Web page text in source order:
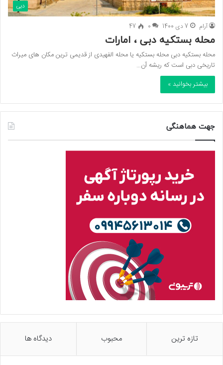
دبی
آرام 7 دی 1400 0
47
محله بستکیه دبی ، امارات
محله بستکیه دبی محله بستکیه یا محله الفهیدی از قدیمی ترین مکان های میراث
تاریخی دبی است که ریشه آن…
بیشتر بخوانید »
جهت هماهنگی
تازه ترین محبوب دیدگاه ها